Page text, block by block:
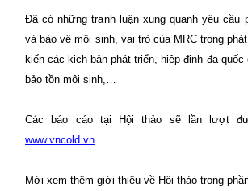
Đã có những tranh luận xung quanh yêu cầu
và bảo vệ môi sinh, vai trò của MRC trong
kiến các kịch bản phát triển, hiệp định đa
bảo tồn môi sinh,…
Các báo cáo tại Hội thảo sẽ lần lượt
www.vncold.vn .
Mời xem thêm giới thiệu về Hội thảo trong